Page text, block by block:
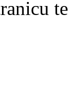
te